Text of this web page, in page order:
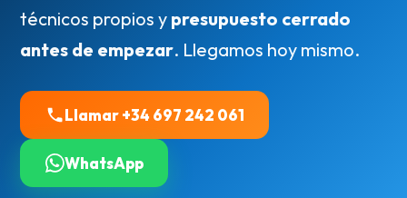
técnicos propios y presupuesto cerrado
antes de empezar. Llegamos hoy mismo.
Llamar +34 697 242 061
WhatsApp